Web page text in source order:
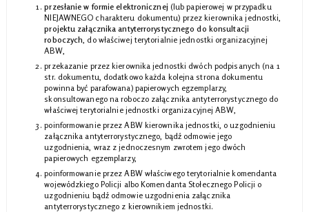
przesłanie w formie elektronicznej (lub papierowej w przypadku
NIEJAWNEGO charakteru dokumentu) przez kierownika jednostki,
projektu załącznika antyterrorystycznego do konsultacji
roboczych , do właściwej terytorialnie jednostki organizacyjnej
ABW,
przekazanie przez kierownika jednostki dwóch podpisanych (na 1
str. dokumentu, dodatkowo każda kolejna strona dokumentu
powinna być parafowana) papierowych egzemplarzy,
skonsultowanego na roboczo załącznika antyterrorystycznego do
właściwej terytorialnie jednostki organizacyjnej ABW,
poinformowanie przez ABW kierownika jednostki, o uzgodnieniu
załącznika antyterrorystycznego, bądź odmowie jego
uzgodnienia, wraz z jednoczesnym zwrotem jego dwóch
papierowych egzemplarzy,
poinformowanie przez ABW właściwego terytorialnie komendanta
wojewódzkiego Policji albo Komendanta Stołecznego Policji o
uzgodnieniu bądź odmowie uzgodnienia załącznika
antyterrorystycznego z kierownikiem jednostki.